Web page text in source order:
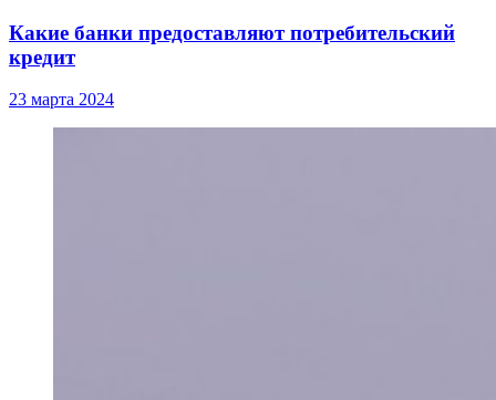
Какие банки предоставляют потребительский
кредит
23 марта 2024